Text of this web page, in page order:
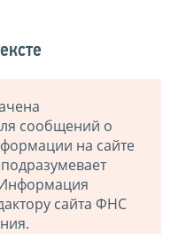
сообщений о
на сайте
сайта ФНС